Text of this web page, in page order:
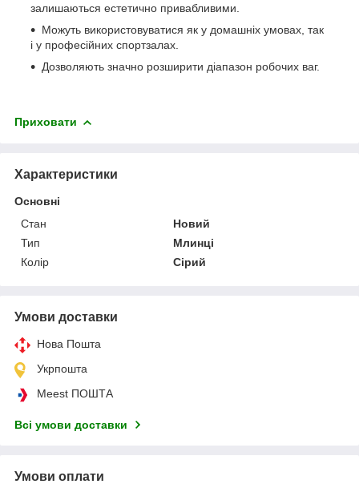
залишаються естетично привабливими.
Можуть використовуватися як у домашніх умовах, так
і у професійних спортзалах.
Дозволяють значно розширити діапазон робочих ваг.
Приховати
Характеристики
Основні
Стан
Новий
Тип
Млинці
Колір
Сірий
Умови доставки
Нова Пошта
Укрпошта
Meest ПОШТА
Всі умови доставки
Умови оплати